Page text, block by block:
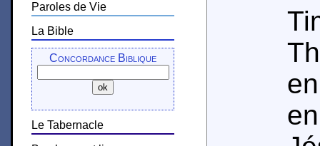
Paroles de Vie
La Bible
Concordance Biblique
Le Tabernacle